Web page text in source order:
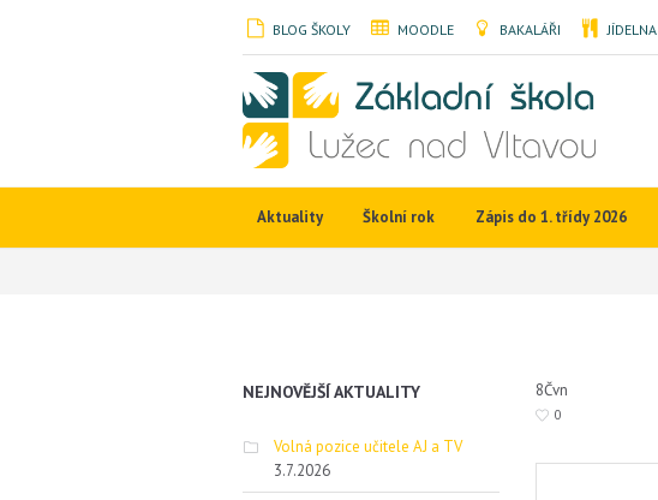
BLOG ŠKOLY MOODLE BAKALÁŘI JÍDELNA
Aktuality Školní rok Zápis do 1. třídy 2026
8Čvn
0
NEJNOVĚJŠÍ AKTUALITY
Volná pozice učitele AJ a TV
3.7.2026